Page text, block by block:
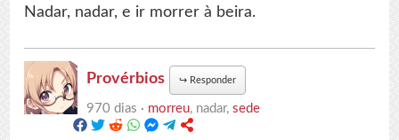
Nadar, nadar, e ir morrer à beira.
Provérbios ↪ Responder
970 dias · morreu, nadar,sede